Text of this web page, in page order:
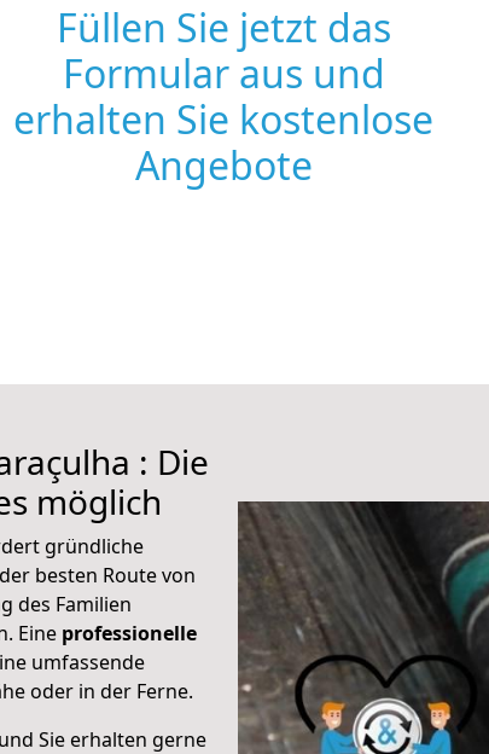
Füllen Sie jetzt das
Formular aus und
erhalten Sie kostenlose
Angebote
: Die
möglich
gründliche
besten Route von
des Familien
Eine professionelle
umfassende
oder in der Ferne.
Sie erhalten gerne